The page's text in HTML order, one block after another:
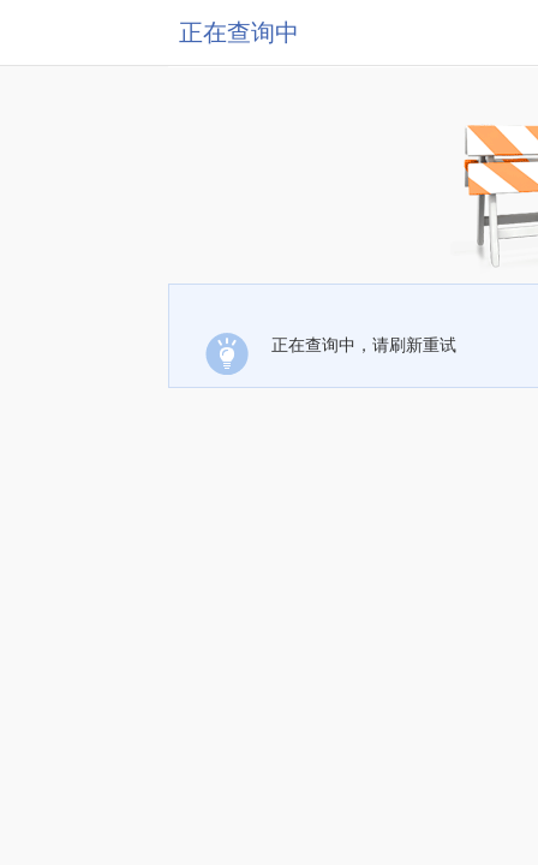
正在查询中
正在查询中，请刷新重试